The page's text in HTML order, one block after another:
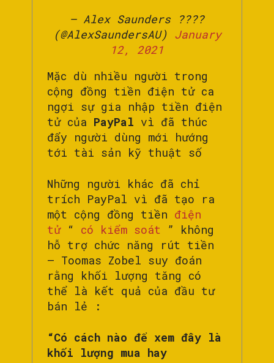
— Alex Saunders ???‍?
(@AlexSaundersAU) January
12, 2021
Mặc dù nhiều người trong
cộng đồng tiền điện tử ca
ngợi sự gia nhập tiền điện
tử của PayPal vì đã thúc
đẩy người dùng mới hướng
tới tài sản kỹ thuật số
Những người khác đã chỉ
trích PayPal vì đã tạo ra
một cộng đồng tiền điện
tử“ có kiểm soát ” không
hỗ trợ chức năng rút tiền
– Toomas Zobel suy đoán
rằng khối lượng tăng có
thể là kết quả của đầu tư
bán lẻ :
“Có cách nào để xem đây là
khối lượng mua hay